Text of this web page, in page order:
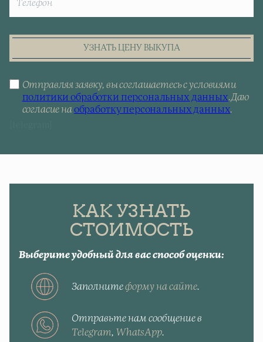
УЗНАТЬ ЦЕНУ ВЫКУПА
Отправляя заявку, вы соглашаетесь с условиями
политики обработки персональных данных.Даю
согласие наобработку персональных данных.
КАК УЗНАТЬ
СТОИМОСТЬ
Выберите удобный для вас способ оценки:
Заполнитеформу на сайте.
Отправьте нам сообщение в
Telegram, WhatsApp.